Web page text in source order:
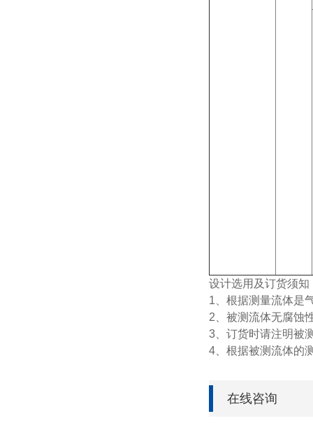
设计选用及订货须知
1、根据测量流体是
2、被测流体无腐蚀
3、订货时请注明被
4、根据被测流体的
在线咨询